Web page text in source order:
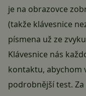
je na obrazovce
(takže klávesnice
písmena už ze
Klávesnice nás
kontaktu, abychom
podrobnější test.